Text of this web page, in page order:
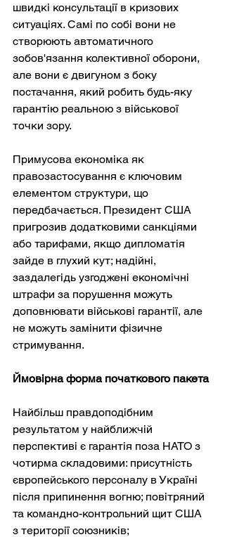
швидкі консультації в кризових
ситуаціях. Самі по собі вони не
створюють автоматичного
зобов'язання колективної оборони,
але вони є двигуном з боку
постачання, який робить будь-яку
гарантію реальною з військової
точки зору.
Примусова економіка як
правозастосування є ключовим
елементом структури, що
передбачається. Президент США
пригрозив додатковими санкціями
або тарифами, якщо дипломатія
зайде в глухий кут; надійні,
заздалегідь узгоджені економічні
штрафи за порушення можуть
доповнювати військові гарантії, але
не можуть замінити фізичне
стримування.
Ймовірна форма початкового пакета
Найбільш правдоподібним
результатом у найближчій
перспективі є гарантія поза НАТО з
чотирма складовими: присутність
європейського персоналу в Україні
після припинення вогню; повітряний
та командно-контрольний щит США
з території союзників;